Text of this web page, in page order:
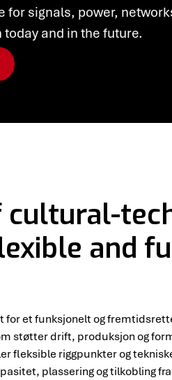
signals, power,
and in the future.
cultural-
and
et funksjonelt og
støtter drift, produksjon og
fleksible riggpunkter og
plassering og tilkobling